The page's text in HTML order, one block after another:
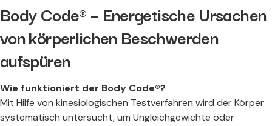
Body Code® – Energetische Ursachen
von körperlichen Beschwerden
aufspüren​
Wie funktioniert der Body Code®?
Mit Hilfe von kinesiologischen Testverfahren wird der Körper
systematisch untersucht, um Ungleichgewichte oder